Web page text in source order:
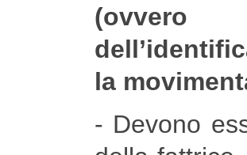
(ovvero
la
- Devono